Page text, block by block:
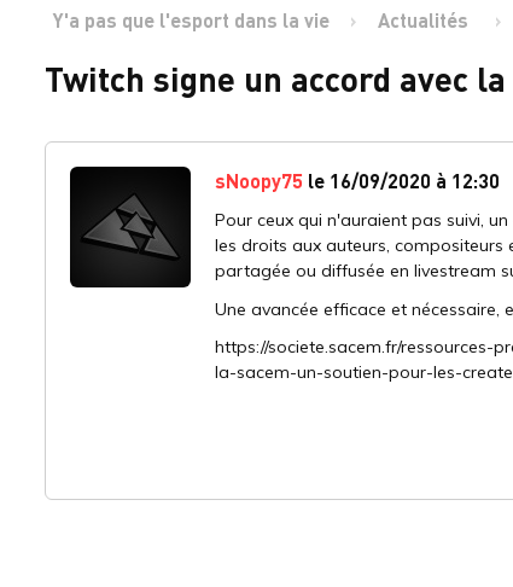
Y'a pas que l'esport dans la vie Actualités
Twitch signe un accord avec la
sNoopy75 le 16/09/2020 à 12:30
Pour ceux qui n'auraient pas suivi,
les droits aux auteurs, compositeurs
partagée ou diffusée en livestream
Une avancée efficace et nécessaire,
https://societe.sacem.fr/ressources-
la-sacem-un-soutien-pour-les-